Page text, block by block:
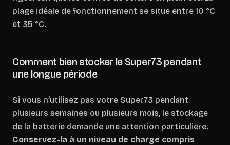
plage idéale de fonctionnement se situe entre 10 °C
et 35 °C.
Comment bien stocker le Super73 pendant
une longue période
Si vous n’utilisez pas votre Super73 pendant
plusieurs semaines ou plusieurs mois, le stockage
de la batterie demande une attention particulière.
Conservez-la à un niveau de charge compris